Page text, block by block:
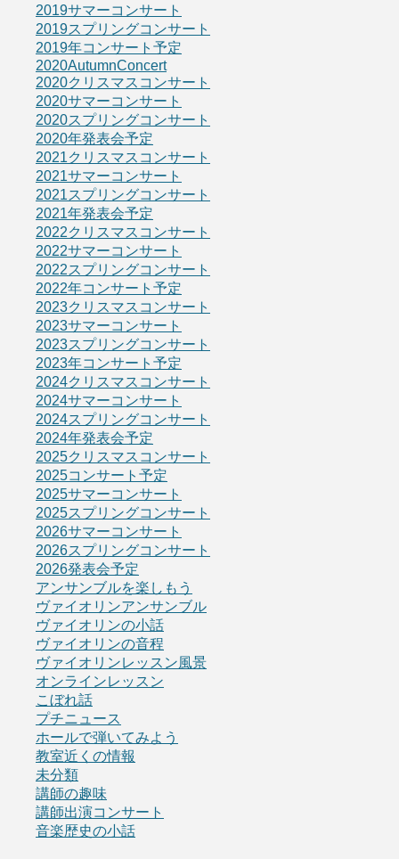
2019サマーコンサート
2019スプリングコンサート
2019年コンサート予定
2020AutumnConcert
2020クリスマスコンサート
2020サマーコンサート
2020スプリングコンサート
2020年発表会予定
2021クリスマスコンサート
2021サマーコンサート
2021スプリングコンサート
2021年発表会予定
2022クリスマスコンサート
2022サマーコンサート
2022スプリングコンサート
2022年コンサート予定
2023クリスマスコンサート
2023サマーコンサート
2023スプリングコンサート
2023年コンサート予定
2024クリスマスコンサート
2024サマーコンサート
2024スプリングコンサート
2024年発表会予定
2025クリスマスコンサート
2025コンサート予定
2025サマーコンサート
2025スプリングコンサート
2026サマーコンサート
2026スプリングコンサート
2026発表会予定
アンサンブルを楽しもう
ヴァイオリンアンサンブル
ヴァイオリンの小話
ヴァイオリンの音程
ヴァイオリンレッスン風景
オンラインレッスン
こぼれ話
プチニュース
ホールで弾いてみよう
教室近くの情報
未分類
講師の趣味
講師出演コンサート
音楽歴史の小話